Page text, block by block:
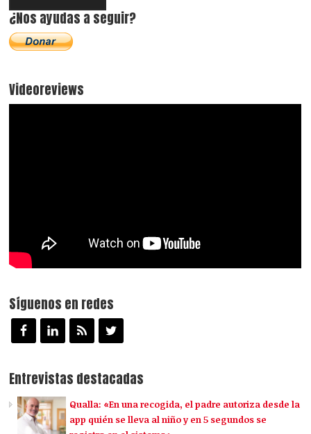
¿Nos ayudas a seguir?
Videoreviews
Síguenos en redes
Entrevistas destacadas
Qualla: «En una recogida, el padre autoriza desde la
app quién se lleva al niño y en 5 segundos se